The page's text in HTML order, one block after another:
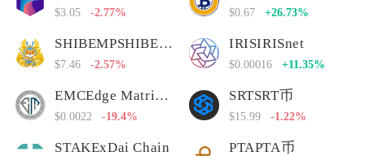
$3.05 -2.77% $0.67 +26.73%
SHIBEMPSHIBEMP币
$7.46 -2.57%
IRISIRISnet
$0.00016 +11.35%
EMCEdge Matrix Chain
$0.0022 -19.4%
SRTSRT币
$15.99 -1.22%
STAKExDai Chain PTAPTA币